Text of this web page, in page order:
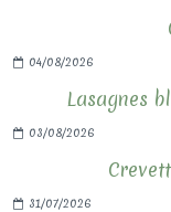
04/08/2026
Lasagnes
03/08/2026
31/07/2026